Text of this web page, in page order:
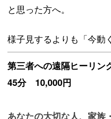
と思った方へ。
様子見するよりも「今動
第三者への遠隔ヒーリン
45分 10,000円
あなたの大切な人、家族